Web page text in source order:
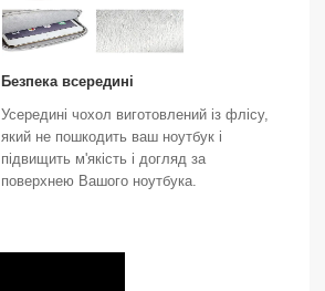
Безпека всередині
Усередині чохол виготовлений із флісу,
який не пошкодить ваш ноутбук і
підвищить м'якість і догляд за
поверхнею Вашого ноутбука.